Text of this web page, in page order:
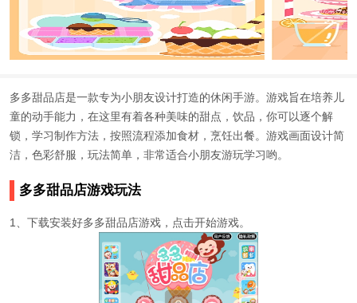
多多甜品店是一款专为小朋友设计打造的休闲手游。游戏旨在培养儿
童的动手能力，在这里有着各种美味的甜点，饮品，你可以逐个解
锁，学习制作方法，按照流程添加食材，烹饪出餐。游戏画面设计简
洁，色彩舒服，玩法简单，非常适合小朋友游玩学习哟。
多多甜品店游戏玩法
1、下载安装好多多甜品店游戏，点击开始游戏。